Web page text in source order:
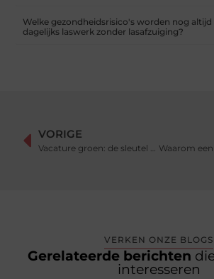
Welke gezondheidsrisico's worden nog
dagelijks laswerk zonder lasafzuiging?
VORIGE
Vacature groen: de sleutel tot een duurzame arbeidsmarkt
VERKEN ONZE BLOGS
Gerelateerde berichten
interesseren